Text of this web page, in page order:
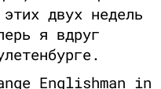
двух недель
я вдруг
Englishman in